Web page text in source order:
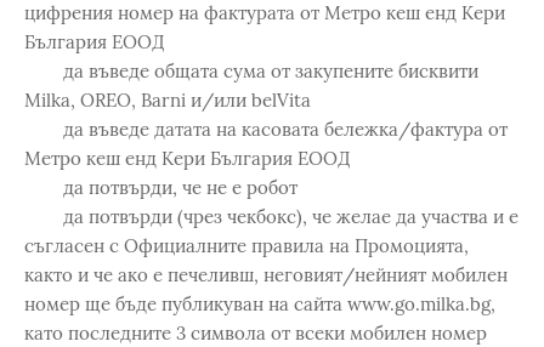
цифрения номер на фактурата от Метро кеш енд Кери
България ЕООД
да въведе общата сума от закупените бисквити
Мilka, OREO, Barni и/или belVita
да въведе датата на касовата бележка/фактура от
Метро кеш енд Кери България ЕООД
да потвърди, че не е робот
да потвърди (чрез чекбокс), че желае да участва и е
съгласен с Официалните правила на Промоцията,
както и че ако е печеливш, неговият/нейният мобилен
номер ще бъде публикуван на сайта www.go.milka.bg,
като последните 3 символа от всеки мобилен номер